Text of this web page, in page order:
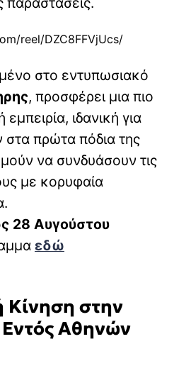
reel/DZC8FFVjUcs/
στο εντυπωσιακό
, προσφέρει μια πιο
ιδανική για
στα πρώτα πόδια της
να συνδυάσουν τις
με κορυφαία
28 Αυγούστου
εδώ
Κίνηση στην
Αθηνών